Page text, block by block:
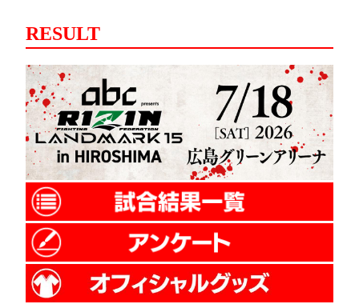
RESULT